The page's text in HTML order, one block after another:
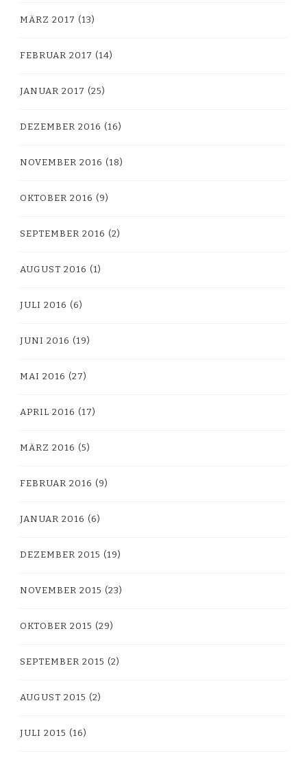
MÄRZ 2017 (13)
FEBRUAR 2017 (14)
JANUAR 2017 (25)
DEZEMBER 2016 (16)
NOVEMBER 2016 (18)
OKTOBER 2016 (9)
SEPTEMBER 2016 (2)
AUGUST 2016 (1)
JULI 2016 (6)
JUNI 2016 (19)
MAI 2016 (27)
APRIL 2016 (17)
MÄRZ 2016 (5)
FEBRUAR 2016 (9)
JANUAR 2016 (6)
DEZEMBER 2015 (19)
NOVEMBER 2015 (23)
OKTOBER 2015 (29)
SEPTEMBER 2015 (2)
AUGUST 2015 (2)
JULI 2015 (16)